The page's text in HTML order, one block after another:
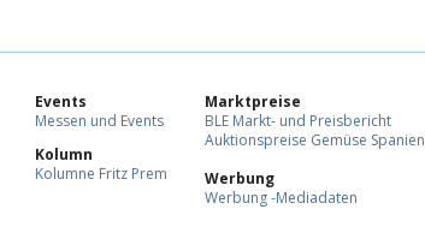
Events
Messen und Events
Kolumn
Kolumne Fritz Prem
Marktpreise
BLE Markt- und Preisbericht
Auktionspreise Gemüse Spanien
Werbung
Werbung -Mediadaten